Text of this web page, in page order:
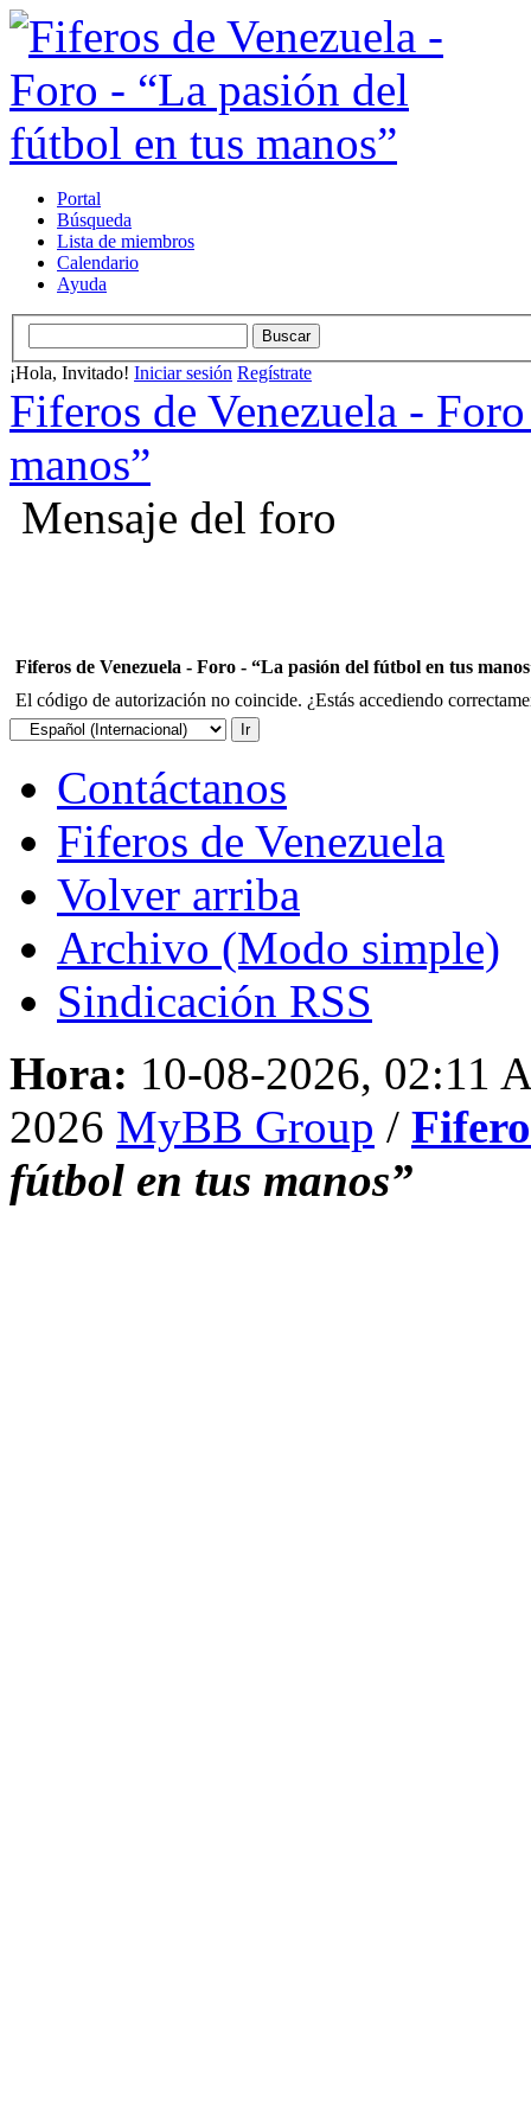
Portal
Búsqueda
Lista de miembros
Calendario
Ayuda
¡Hola, Invitado! Iniciar sesión Regístrate
Fiferos de Venezuela -
manos”
Mensaje del foro
Fiferos de Venezuela - Foro - “La pasión del fútbol en tus
El código de autorización no coincide. ¿Estás accediendo
Contáctanos
Fiferos de Venezuela
Volver arriba
Archivo (Modo simple)
Sindicación RSS
Hora: 10-08-2026, 02:11
2026 MyBB Group /
fútbol en tus manos”